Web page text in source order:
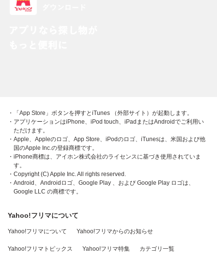
・「App Store」ボタンを押すとiTunes （外部サイト）が起動します。
・アプリケーションはiPhone、iPod touch、iPadまたはAndroidでご利用い
ただけます。
・Apple、Appleのロゴ、App Store、iPodのロゴ、iTunesは、米国および他
国のApple Inc.の登録商標です。
・iPhone商標は、アイホン株式会社のライセンスに基づき使用されていま
す。
・Copyright (C) Apple Inc. All rights reserved.
・Android、Androidロゴ、Google Play 、および Google Play ロゴは、
Google LLC の商標です。
Yahoo!フリマについて
Yahoo!フリマについて Yahoo!フリマからのお知らせ
Yahoo!フリマトピックス Yahoo!フリマ特集 カテゴリ一覧